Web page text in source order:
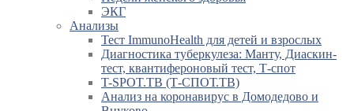
ЭКГ
Анализы
Тест ImmunoHealth для детей и взрослых
Диагностика туберкулеза: Манту, Диаскин-
тест, квантифероновый тест, Т-спот
T-SPOT.TB (Т-СПОТ.ТВ)
Анализ на коронавирус в Домодедово и